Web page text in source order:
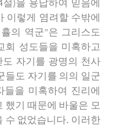
)을 용납하여 믿음에
이렇게 염려할 수밖에
의 역군”은 그리스도
회 성도들을 미혹하고
도 자기를 광명의 천사
들도 자기를 의의 일군
들을 미혹하여 진리에
했기 때문에 바울은 모
수 없었습니다. 이러한